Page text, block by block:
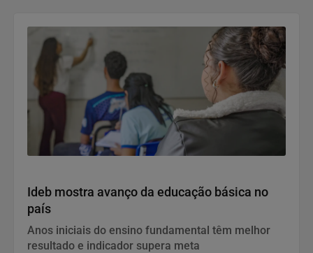
Ideb mostra avanço da educação básica no
país
Anos iniciais do ensino fundamental têm melhor
resultado e indicador supera meta